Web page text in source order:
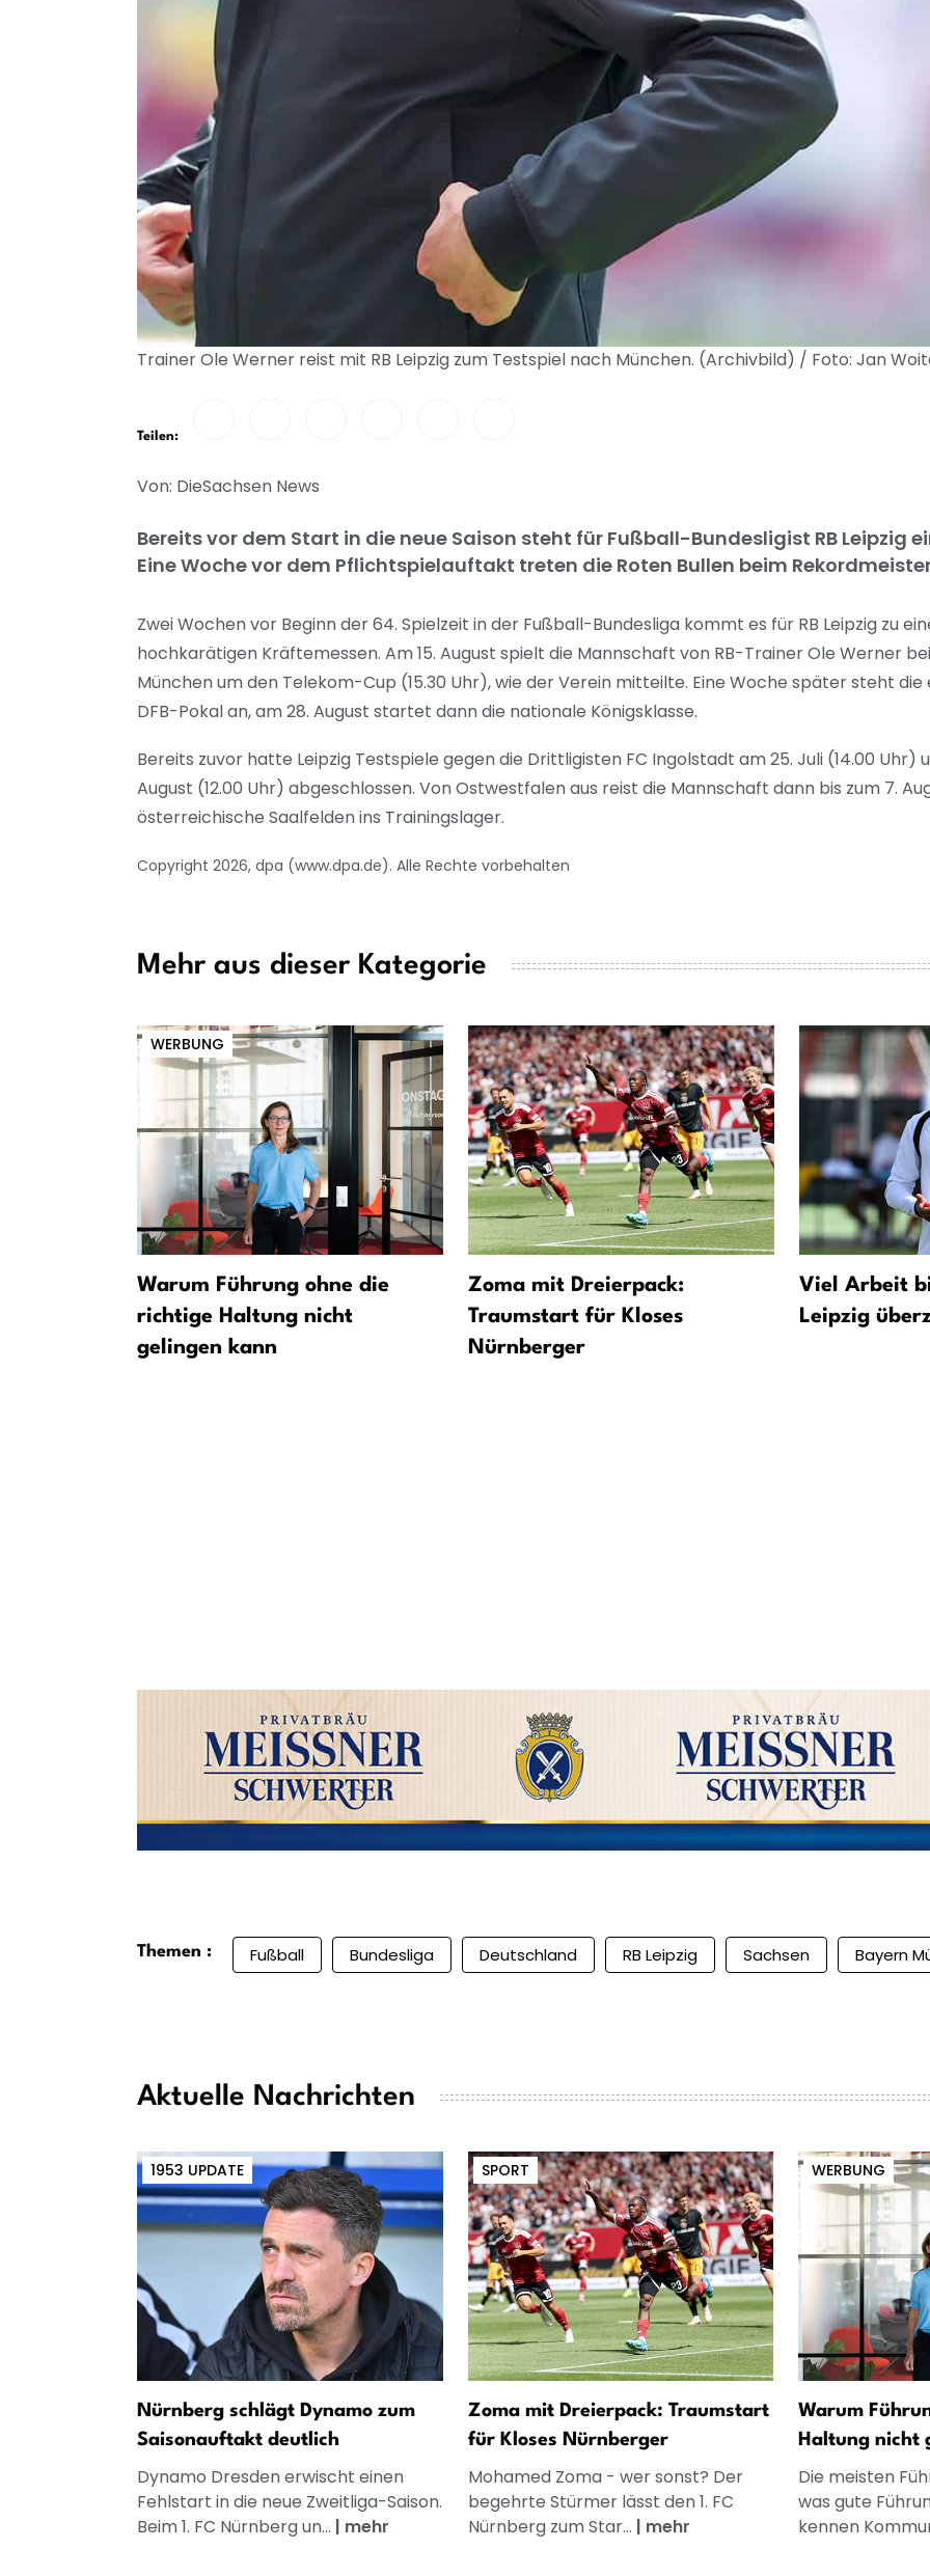
Trainer Ole Werner reist mit RB Leipzig zum Testspiel nach München. (Archivbild) / Foto: Jan
Teilen:
Von: DieSachsen News
Bereits vor dem Start in die neue Saison steht für Fußball-Bundesligist RB Leipzig
Eine Woche vor dem Pflichtspielauftakt treten die Roten Bullen beim
Zwei Wochen vor Beginn der 64. Spielzeit in der Fußball-Bundesliga kommt es für RB Leipzig zu
hochkarätigen Kräftemessen. Am 15. August spielt die Mannschaft von RB-Trainer Ole Werner
München um den Telekom-Cup (15.30 Uhr), wie der Verein mitteilte. Eine Woche später steht
DFB-Pokal an, am 28. August startet dann die nationale Königsklasse.
Bereits zuvor hatte Leipzig Testspiele gegen die Drittligisten FC Ingolstadt am 25. Juli (14.00 Uhr)
August (12.00 Uhr) abgeschlossen. Von Ostwestfalen aus reist die Mannschaft dann bis zum 7.
österreichische Saalfelden ins Trainingslager.
Copyright 2026, dpa (www.dpa.de). Alle Rechte vorbehalten
Mehr aus dieser Kategorie
WERBUNG
Warum Führung ohne die
richtige Haltung nicht
gelingen kann
Zoma mit Dreierpack:
Traumstart für Kloses
Nürnberger
Viel Arbeit
Leipzig
Themen : Fußball Bundesliga Deutschland RB Leipzig Sachsen Bayern
Aktuelle Nachrichten
1953 UPDATE
Nürnberg schlägt Dynamo zum
Saisonauftakt deutlich
Dynamo Dresden erwischt einen
Fehlstart in die neue Zweitliga-Saison.
Beim 1. FC Nürnberg un... | mehr
SPORT
Zoma mit Dreierpack: Traumstart
für Kloses Nürnberger
Mohamed Zoma - wer sonst? Der
begehrte Stürmer lässt den 1. FC
Nürnberg zum Star... | mehr
WERBUNG
Warum
Haltung nicht
Die meisten
was gute
kennen